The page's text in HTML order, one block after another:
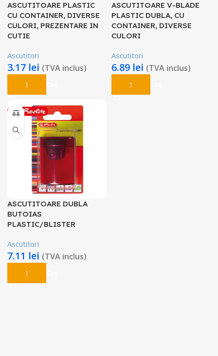
ASCUTITOARE PLASTIC
CU CONTAINER, DIVERSE
CULORI, PREZENTARE IN
CUTIE
Ascutitori
3.17 lei (TVA inclus)
Adaugă În Coș
ASCUTITOARE V-BLADE
PLASTIC DUBLA, CU
CONTAINER, DIVERSE
CULORI
Ascutitori
6.89 lei (TVA inclus)
Adaugă În Coș
ASCUTITOARE DUBLA
BUTOIAS
PLASTIC/BLISTER
Ascutitori
7.11 lei (TVA inclus)
Adaugă În Coș